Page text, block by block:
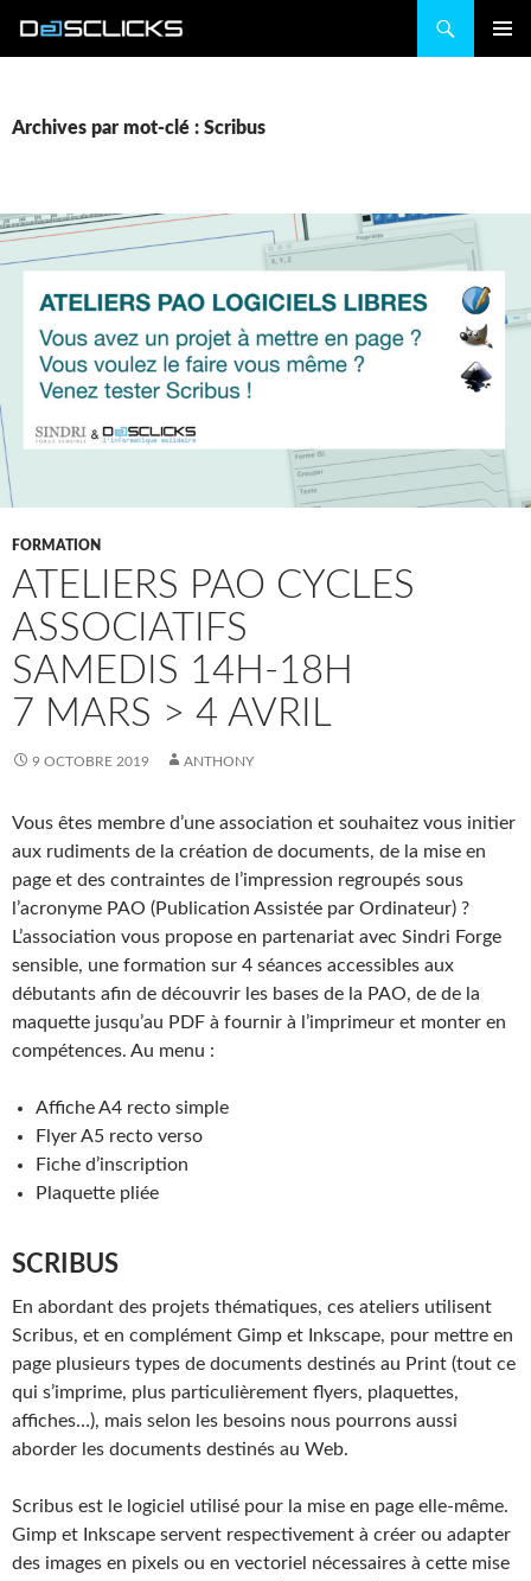
Archives par mot-clé : Scribus
FORMATION
ATELIERS PAO CYCLES
ASSOCIATIFS
SAMEDIS 14H-18H
7 MARS > 4 AVRIL
9 OCTOBRE 2019 ANTHONY
Vous êtes membre d’une association et souhaitez vous initier
aux rudiments de la création de documents, de la mise en
page et des contraintes de l’impression regroupés sous
l’acronyme PAO (Publication Assistée par Ordinateur) ?
L’association vous propose en partenariat avec Sindri Forge
sensible, une formation sur 4 séances accessibles aux
débutants afin de découvrir les bases de la PAO, de de la
maquette jusqu’au PDF à fournir à l’imprimeur et monter en
compétences. Au menu :
Affiche A4 recto simple
Flyer A5 recto verso
Fiche d’inscription
Plaquette pliée
SCRIBUS
En abordant des projets thématiques, ces ateliers utilisent
Scribus, et en complément Gimp et Inkscape, pour mettre en
page plusieurs types de documents destinés au Print (tout ce
qui s’imprime, plus particulièrement flyers, plaquettes,
affiches…), mais selon les besoins nous pourrons aussi
aborder les documents destinés au Web.
Scribus est le logiciel utilisé pour la mise en page elle-même.
Gimp et Inkscape servent respectivement à créer ou adapter
des images en pixels ou en vectoriel nécessaires à cette mise